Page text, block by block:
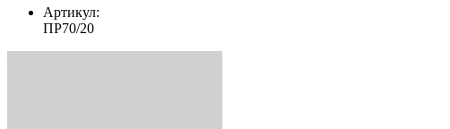
Артикул:
ПР70/20